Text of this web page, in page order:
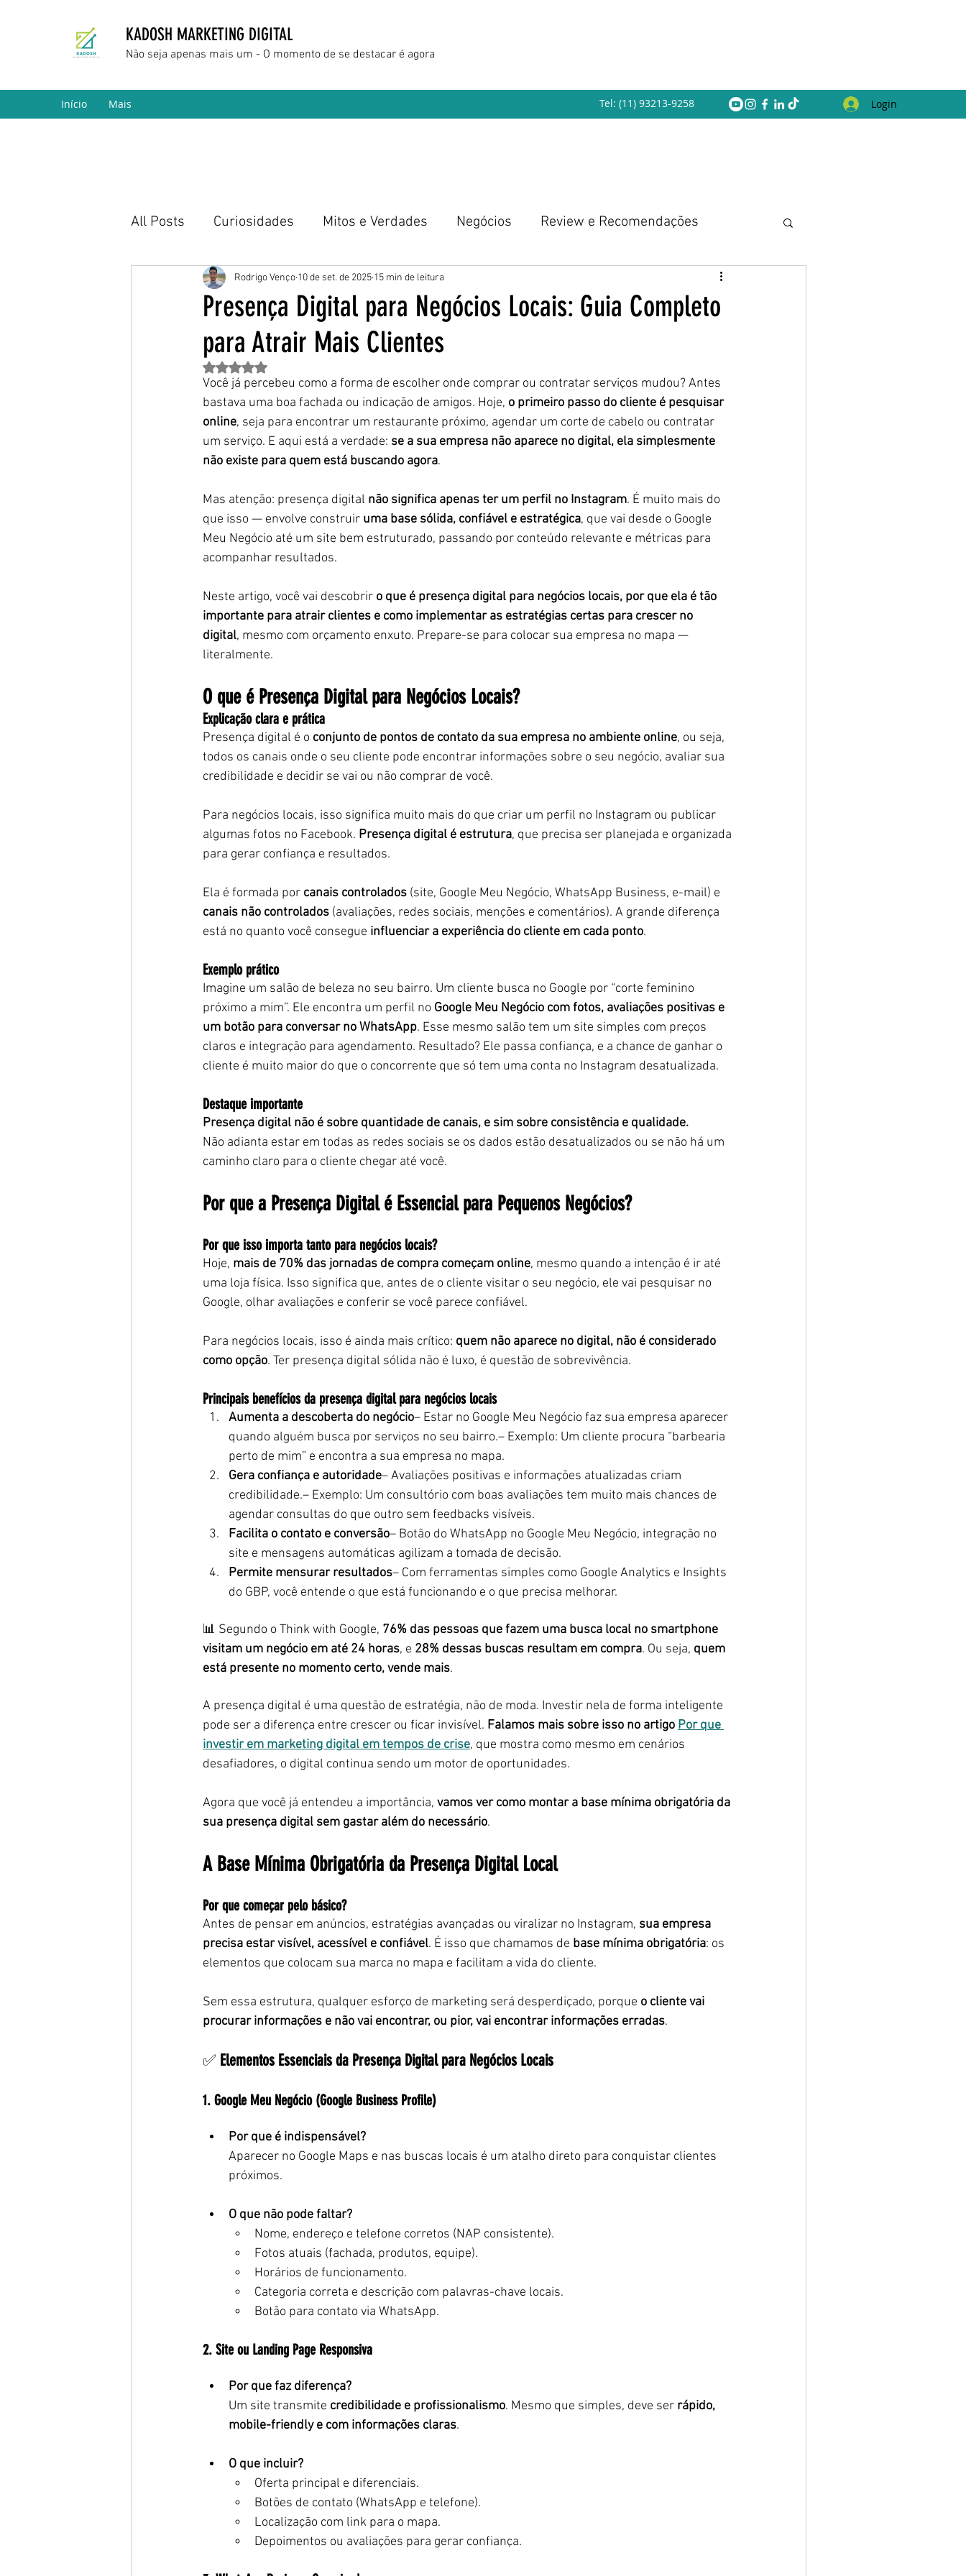
KADOSH MARKETING DIGITAL
Não seja apenas mais um - O momento de se destacar é agora
Início Mais Tel: (11) 93213-9258 Login
All Posts Curiosidades Mitos e Verdades Negócios Review e Recomendações
Marketing Digital Empreendedorismo
Presença Digital para Negócios Locais: Guia Completo
para Atrair Mais Clientes
Rodrigo Venço 10 de set. de 2025 15 min de leitura
Avaliado com NaN de 5 estrelas.
Você já percebeu como a forma de escolher onde comprar ou contratar serviços mudou? Antes
bastava uma boa fachada ou indicação de amigos. Hoje, o primeiro passo do cliente é pesquisar
online, seja para encontrar um restaurante próximo, agendar um corte de cabelo ou contratar
um serviço. E aqui está a verdade: se a sua empresa não aparece no digital, ela simplesmente
não existe para quem está buscando agora.
Mas atenção: presença digital não significa apenas ter um perfil no Instagram. É muito mais do
que isso — envolve construir uma base sólida, confiável e estratégica, que vai desde o Google
Meu Negócio até um site bem estruturado, passando por conteúdo relevante e métricas para
acompanhar resultados.
Neste artigo, você vai descobrir o que é presença digital para negócios locais, por que ela é tão
importante para atrair clientes e como implementar as estratégias certas para crescer no
digital, mesmo com orçamento enxuto. Prepare-se para colocar sua empresa no mapa —
literalmente.
O que é Presença Digital para Negócios Locais?
Explicação clara e prática
Presença digital é o conjunto de pontos de contato da sua empresa no ambiente online, ou seja,
todos os canais onde o seu cliente pode encontrar informações sobre o seu negócio, avaliar sua
credibilidade e decidir se vai ou não comprar de você.
Para negócios locais, isso significa muito mais do que criar um perfil no Instagram ou publicar
algumas fotos no Facebook. Presença digital é estrutura, que precisa ser planejada e organizada
para gerar confiança e resultados.
Ela é formada por canais controlados (site, Google Meu Negócio, WhatsApp Business, e-mail) e
canais não controlados (avaliações, redes sociais, menções e comentários). A grande diferença
está no quanto você consegue influenciar a experiência do cliente em cada ponto.
Exemplo prático
Imagine um salão de beleza no seu bairro. Um cliente busca no Google por “corte feminino
próximo a mim”. Ele encontra um perfil no Google Meu Negócio com fotos, avaliações positivas e
um botão para conversar no WhatsApp. Esse mesmo salão tem um site simples com preços
claros e integração para agendamento. Resultado? Ele passa confiança, e a chance de ganhar o
cliente é muito maior do que o concorrente que só tem uma conta no Instagram desatualizada.
Destaque importante
Presença digital não é sobre quantidade de canais, e sim sobre consistência e qualidade.
Não adianta estar em todas as redes sociais se os dados estão desatualizados ou se não há um
caminho claro para o cliente chegar até você.
Por que a Presença Digital é Essencial para Pequenos Negócios?
Por que isso importa tanto para negócios locais?
Hoje, mais de 70% das jornadas de compra começam online, mesmo quando a intenção é ir até
uma loja física. Isso significa que, antes de o cliente visitar o seu negócio, ele vai pesquisar no
Google, olhar avaliações e conferir se você parece confiável.
Para negócios locais, isso é ainda mais crítico: quem não aparece no digital, não é considerado
como opção. Ter presença digital sólida não é luxo, é questão de sobrevivência.
Principais benefícios da presença digital para negócios locais
Aumenta a descoberta do negócio– Estar no Google Meu Negócio faz sua empresa aparecer
quando alguém busca por serviços no seu bairro.– Exemplo: Um cliente procura “barbearia
perto de mim” e encontra a sua empresa no mapa.
Gera confiança e autoridade– Avaliações positivas e informações atualizadas criam
credibilidade.– Exemplo: Um consultório com boas avaliações tem muito mais chances de
agendar consultas do que outro sem feedbacks visíveis.
Facilita o contato e conversão– Botão do WhatsApp no Google Meu Negócio, integração no
site e mensagens automáticas agilizam a tomada de decisão.
Permite mensurar resultados– Com ferramentas simples como Google Analytics e Insights
do GBP, você entende o que está funcionando e o que precisa melhorar.
📊 Segundo o Think with Google, 76% das pessoas que fazem uma busca local no smartphone
visitam um negócio em até 24 horas, e 28% dessas buscas resultam em compra. Ou seja, quem
está presente no momento certo, vende mais.
A presença digital é uma questão de estratégia, não de moda. Investir nela de forma inteligente
pode ser a diferença entre crescer ou ficar invisível. Falamos mais sobre isso no artigo Por que
investir em marketing digital em tempos de crise, que mostra como mesmo em cenários
desafiadores, o digital continua sendo um motor de oportunidades.
Agora que você já entendeu a importância, vamos ver como montar a base mínima obrigatória da
sua presença digital sem gastar além do necessário.
A Base Mínima Obrigatória da Presença Digital Local
Por que começar pelo básico?
Antes de pensar em anúncios, estratégias avançadas ou viralizar no Instagram, sua empresa
precisa estar visível, acessível e confiável. É isso que chamamos de base mínima obrigatória: os
elementos que colocam sua marca no mapa e facilitam a vida do cliente.
Sem essa estrutura, qualquer esforço de marketing será desperdiçado, porque o cliente vai
procurar informações e não vai encontrar, ou pior, vai encontrar informações erradas.
✅ Elementos Essenciais da Presença Digital para Negócios Locais
1. Google Meu Negócio (Google Business Profile)
Por que é indispensável?
Aparecer no Google Maps e nas buscas locais é um atalho direto para conquistar clientes
próximos.
O que não pode faltar?
Nome, endereço e telefone corretos (NAP consistente).
Fotos atuais (fachada, produtos, equipe).
Horários de funcionamento.
Categoria correta e descrição com palavras-chave locais.
Botão para contato via WhatsApp.
2. Site ou Landing Page Responsiva
Por que faz diferença?
Um site transmite credibilidade e profissionalismo. Mesmo que simples, deve ser rápido,
mobile-friendly e com informações claras.
O que incluir?
Oferta principal e diferenciais.
Botões de contato (WhatsApp e telefone).
Localização com link para o mapa.
Depoimentos ou avaliações para gerar confiança.